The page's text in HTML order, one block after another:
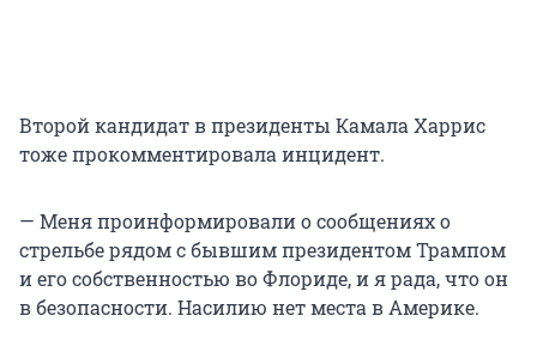
Второй кандидат в президенты Камала Харрис
тоже прокомментировала инцидент.
— Меня проинформировали о сообщениях о
стрельбе рядом с бывшим президентом Трампом
и его собственностью во Флориде, и я рада, что он
в безопасности. Насилию нет места в Америке.